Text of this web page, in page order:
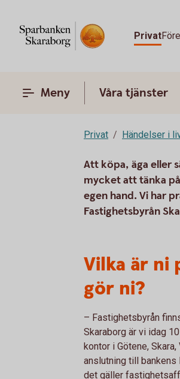
Privat
Meny Våra tjänster
Privat Händelser i
Att köpa, äga eller
mycket att tänka
egen hand. Vi har
Fastighetsbyrån
Vilka är ni
gör ni?
– Fastighetsbyrån
Skaraborg är vi idag
kontor i Götene,
anslutning till
det gäller